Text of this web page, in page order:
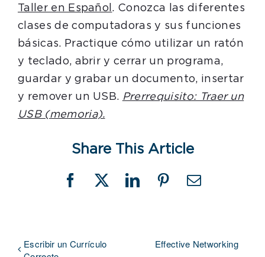
Taller en Español . Conozca las diferentes
clases de computadoras y sus funciones
básicas. Practique cómo utilizar un ratón
y teclado, abrir y cerrar un programa,
guardar y grabar un documento, insertar
y remover un USB. Prerrequisito: Traer un
USB (memoria).
Share This Article
Facebook
X LinkedInPinterestEmail
Escribir un Currículo
Effective Networking